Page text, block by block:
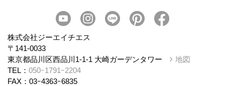
スタッフ紹介
個人情報保護方針
株式会社ジーエイチエス
〒141-0033
東京都品川区西品川1-1-1 大崎ガーデンタワー
地図
TEL： 050ｰ1791ｰ2204
FAX：03ｰ4363ｰ6835